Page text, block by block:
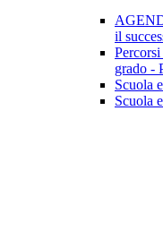
il
grado -
Scuola
Scuola